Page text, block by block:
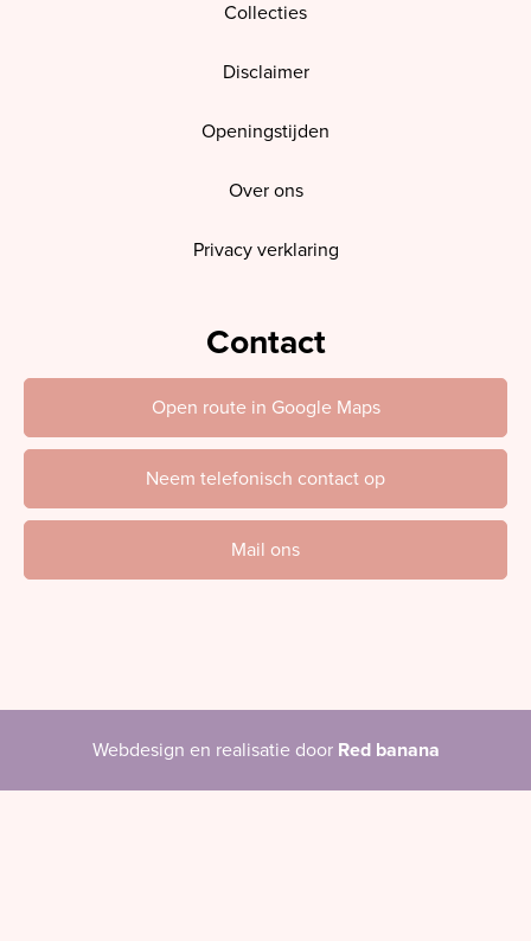
Collecties
Disclaimer
Openingstijden
Over ons
Privacy verklaring
Contact
Open route in Google Maps
Neem telefonisch contact op
Mail ons
Webdesign en realisatie door Red banana